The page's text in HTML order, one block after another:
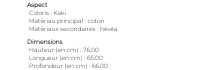
Aspect
Coloris
Kaki
Matériau principal
coton
Matériaux secondaires
hévéa
Dimensions
Hauteur (en cm)
76,00
Longueur (en cm)
65,00
Profondeur (en cm)
66,00